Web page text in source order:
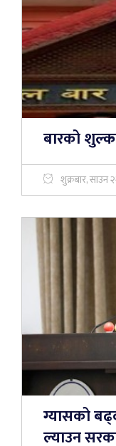
बारको
शुक्रबार, साउन
ग्यासको
ल्याउन